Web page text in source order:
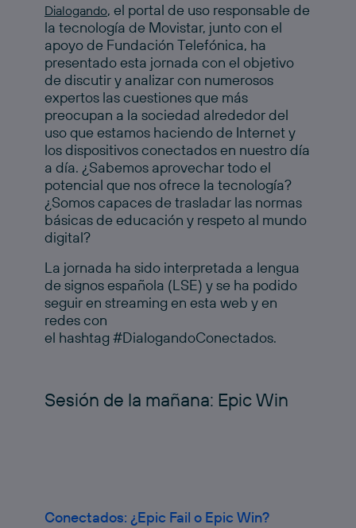
Dialogando, el portal de uso responsable de
la tecnología de Movistar, junto con el
apoyo de Fundación Telefónica, ha
presentado esta jornada con el objetivo
de discutir y analizar con numerosos
expertos las cuestiones que más
preocupan a la sociedad alrededor del
uso que estamos haciendo de Internet y
los dispositivos conectados en nuestro día
a día. ¿Sabemos aprovechar todo el
potencial que nos ofrece la tecnología?
¿Somos capaces de trasladar las normas
básicas de educación y respeto al mundo
digital?
La jornada ha sido interpretada a lengua
de signos española (LSE) y se ha podido
seguir en streaming en esta web y en
redes con
el hashtag #DialogandoConectados.
Sesión de la mañana: Epic Win
Conectados: ¿Epic Fail o Epic Win?